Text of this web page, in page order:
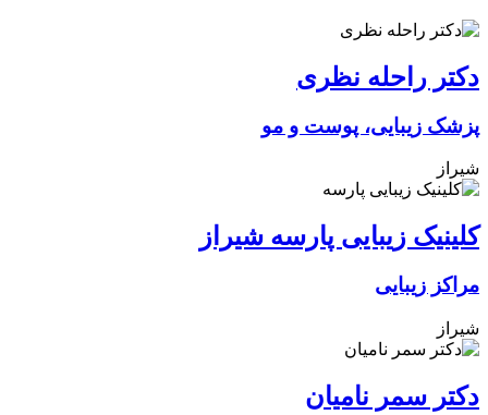
دکتر راحله نظری
پزشک زیبایی، پوست و مو
شیراز
کلینیک زیبایی پارسه شیراز
مراکز زیبایی
شیراز
دکتر سمر نامیان